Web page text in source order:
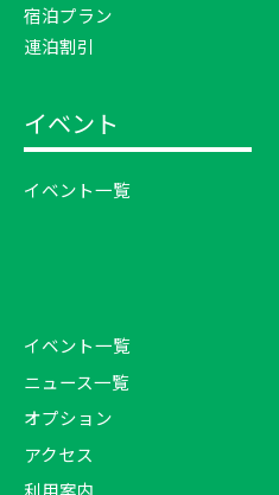
宿泊プラン
連泊割引
イベント
イベント一覧
イベント一覧
ニュース一覧
オプション
アクセス
利用案内